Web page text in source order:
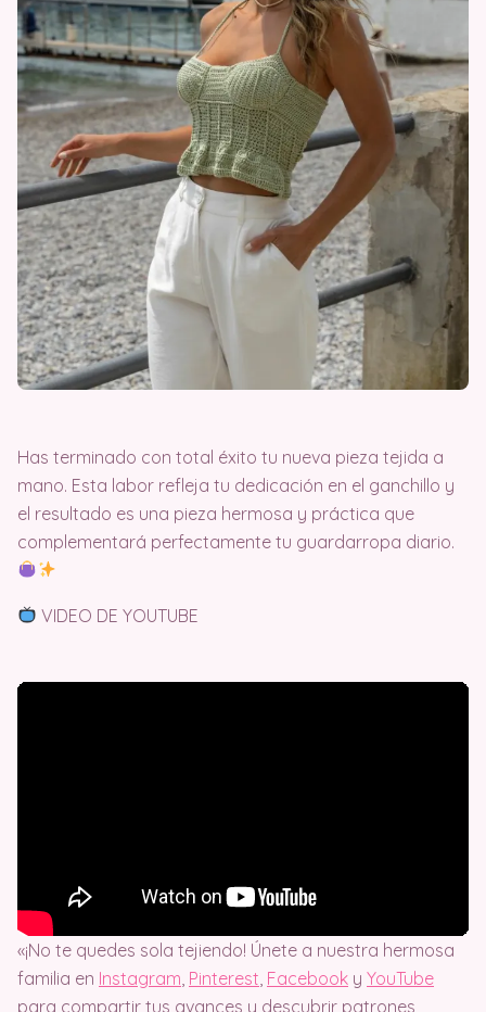
Has terminado con total éxito tu nueva pieza tejida a
mano. Esta labor refleja tu dedicación en el ganchillo y
el resultado es una pieza hermosa y práctica que
complementará perfectamente tu guardarropa diario.
VIDEO DE YOUTUBE
«¡No te quedes sola tejiendo! Únete a nuestra hermosa
familia en Instagram Pinterest Facebook y YouTube
para compartir tus avances y descubrir patrones